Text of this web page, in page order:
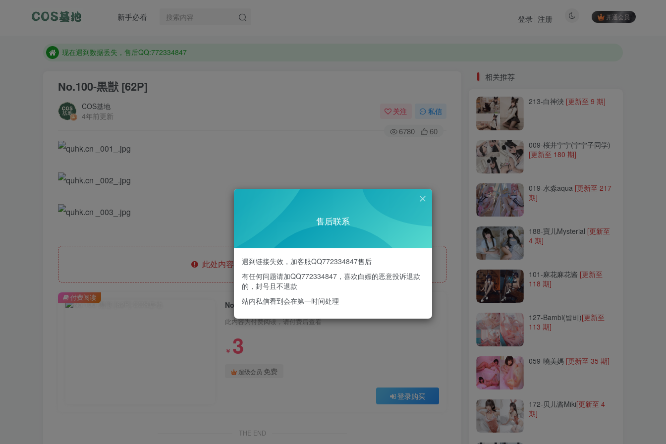
新手必看 开通会员
登录 注册
售后QQ:772334847
现在遇到数据丢失，售后QQ:772334847
想看那个coser作品，请在搜索框搜索
No.100-黒獣 [62P]
COS基地
4年前更新
关注 私信
6780 60
此处内容已隐藏，请付费后查看
No.100-黒獣 [62P]
此内容为付费阅读，请付费后查看
￥ 3
超级会员 免费
登录购买
付费阅读
THE END
相关推荐
213-白神泱 [更新至 9 期]
009-桜井宁宁(宁宁子同学)
[更新至 180 期]
019-水淼aqua [更新至 217
期]
188-寶儿Mysterial [更新至
4 期]
101-麻花麻花酱 [更新至
118 期]
127-Bambi(밤비)[更新至
113 期]
059-曉美媽 [更新至 35 期]
172-贝儿酱Miki[更新至 4
期]
相关推荐
213-白神泱 [更新至 9 期]
009-桜井宁宁(宁宁子同学)
[更新至 180 期]
019-水淼aqua [更新至 217
期]
188-寶儿Mysterial [更新至
4 期]
101-麻花麻花酱 [更新至
118 期]
127-Bambi(밤비)[更新至
113 期]
059-曉美媽 [更新至 35 期]
172-贝儿酱Miki[更新至 4
期]
售后联系
遇到链接失效，加客服QQ772334847售后
有任何问题请加QQ772334847，喜欢白嫖的恶意投诉退款
的，封号且不退款
站内私信看到会在第一时间处理